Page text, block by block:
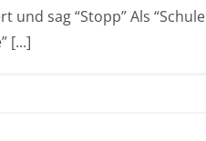
und sag “Stopp” Als “Schule
[...]